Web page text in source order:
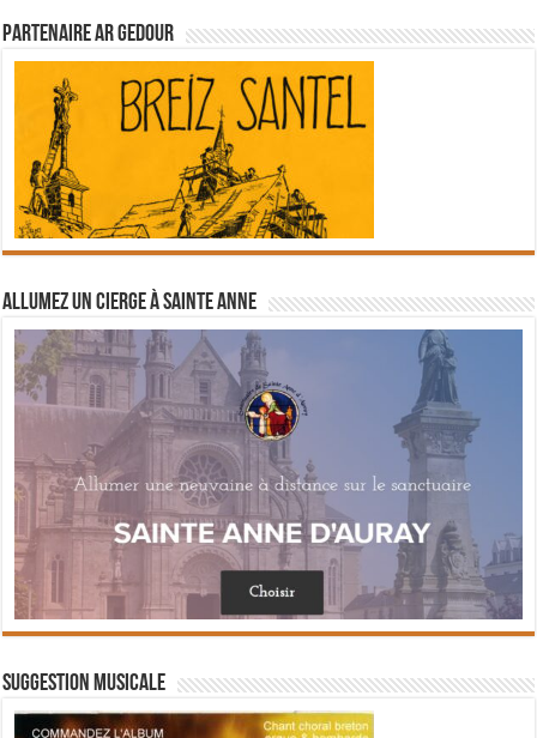
Partenaire Ar Gedour
Allumez un cierge à Sainte Anne
Suggestion musicale